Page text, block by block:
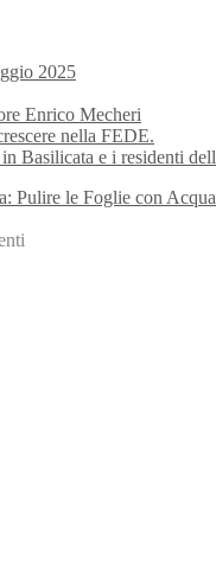
2025
Enrico Mecheri
nella FEDE.
Basilicata e i residenti
Pulire le Foglie con